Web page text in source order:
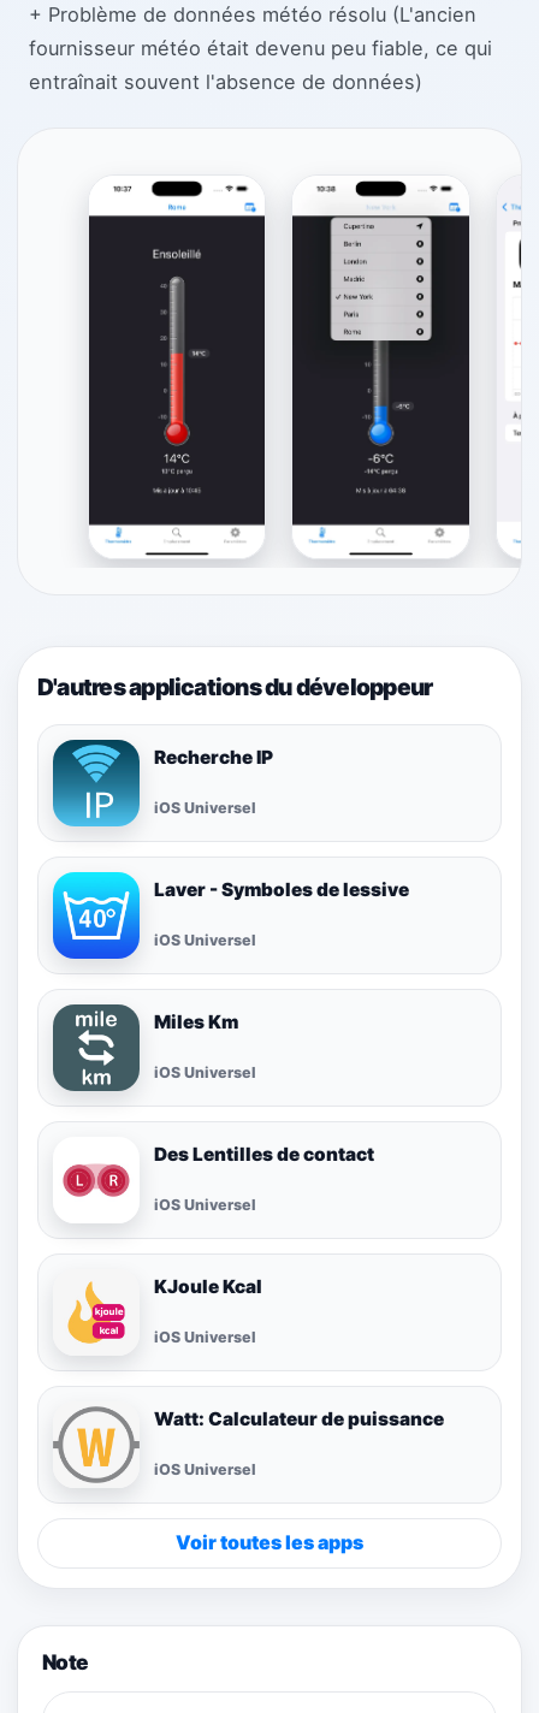
+ Problème de données météo résolu (L'ancien
fournisseur météo était devenu peu fiable, ce qui
entraînait souvent l'absence de données)
D'autres applications du développeur
Recherche IP
iOS Universel
Laver - Symboles de lessive
iOS Universel
Miles Km
iOS Universel
Des Lentilles de contact
iOS Universel
KJoule Kcal
iOS Universel
Watt: Calculateur de puissance
iOS Universel
Voir toutes les apps
Note